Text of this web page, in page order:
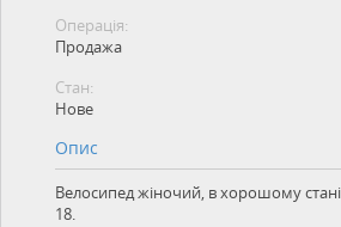
Операція:
Продажа
Стан:
Нове
Опис
Велосипед жіночий, в хорошому
18.